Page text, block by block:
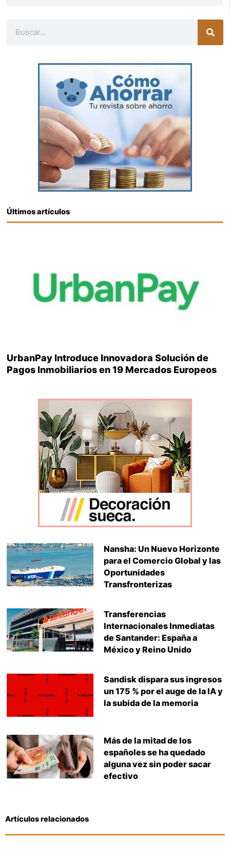
Últimos artículos
UrbanPay Introduce Innovadora Solución de
Pagos Inmobiliarios en 19 Mercados Europeos
Nansha: Un Nuevo Horizonte
para el Comercio Global y las
Oportunidades
Transfronterizas
Transferencias
Internacionales Inmediatas
de Santander: España a
México y Reino Unido
Sandisk dispara sus ingresos
un 175 % por el auge de la IA y
la subida de la memoria
Más de la mitad de los
españoles se ha quedado
alguna vez sin poder sacar
efectivo
Artículos relacionados